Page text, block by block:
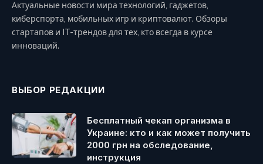
Актуальные новости мира технологий, гаджетов,
киберспорта, мобильных игр и криптовалют. Обзоры
стартапов и IT-трендов для тех, кто всегда в курсе
инноваций.
ВЫБОР РЕДАКЦИИ
Бесплатный чекап организма в
Украине: кто и как может получить
2000 грн на обследование,
инструкция